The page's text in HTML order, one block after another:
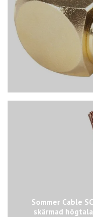
Sommer Cable
skärmad